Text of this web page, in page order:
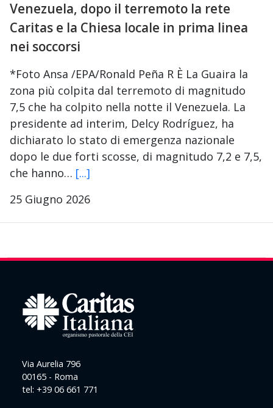
Venezuela, dopo il terremoto la rete
Caritas e la Chiesa locale in prima linea
nei soccorsi
*Foto Ansa /EPA/Ronald Peña R È La Guaira la
zona più colpita dal terremoto di magnitudo
7,5 che ha colpito nella notte il Venezuela. La
presidente ad interim, Delcy Rodríguez, ha
dichiarato lo stato di emergenza nazionale
dopo le due forti scosse, di magnitudo 7,2 e 7,5,
che hanno… [...]
25 Giugno 2026
Via Aurelia 796
00165 - Roma
tel: +39 06 661 771